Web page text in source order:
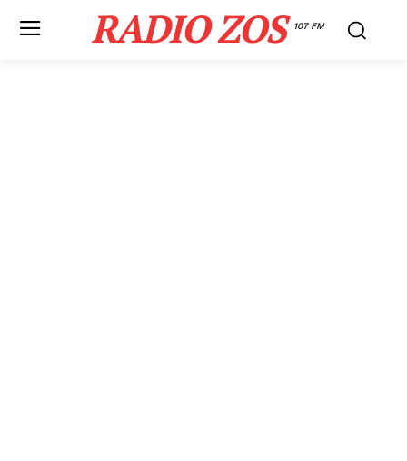
RADIO ZOS 107 FM